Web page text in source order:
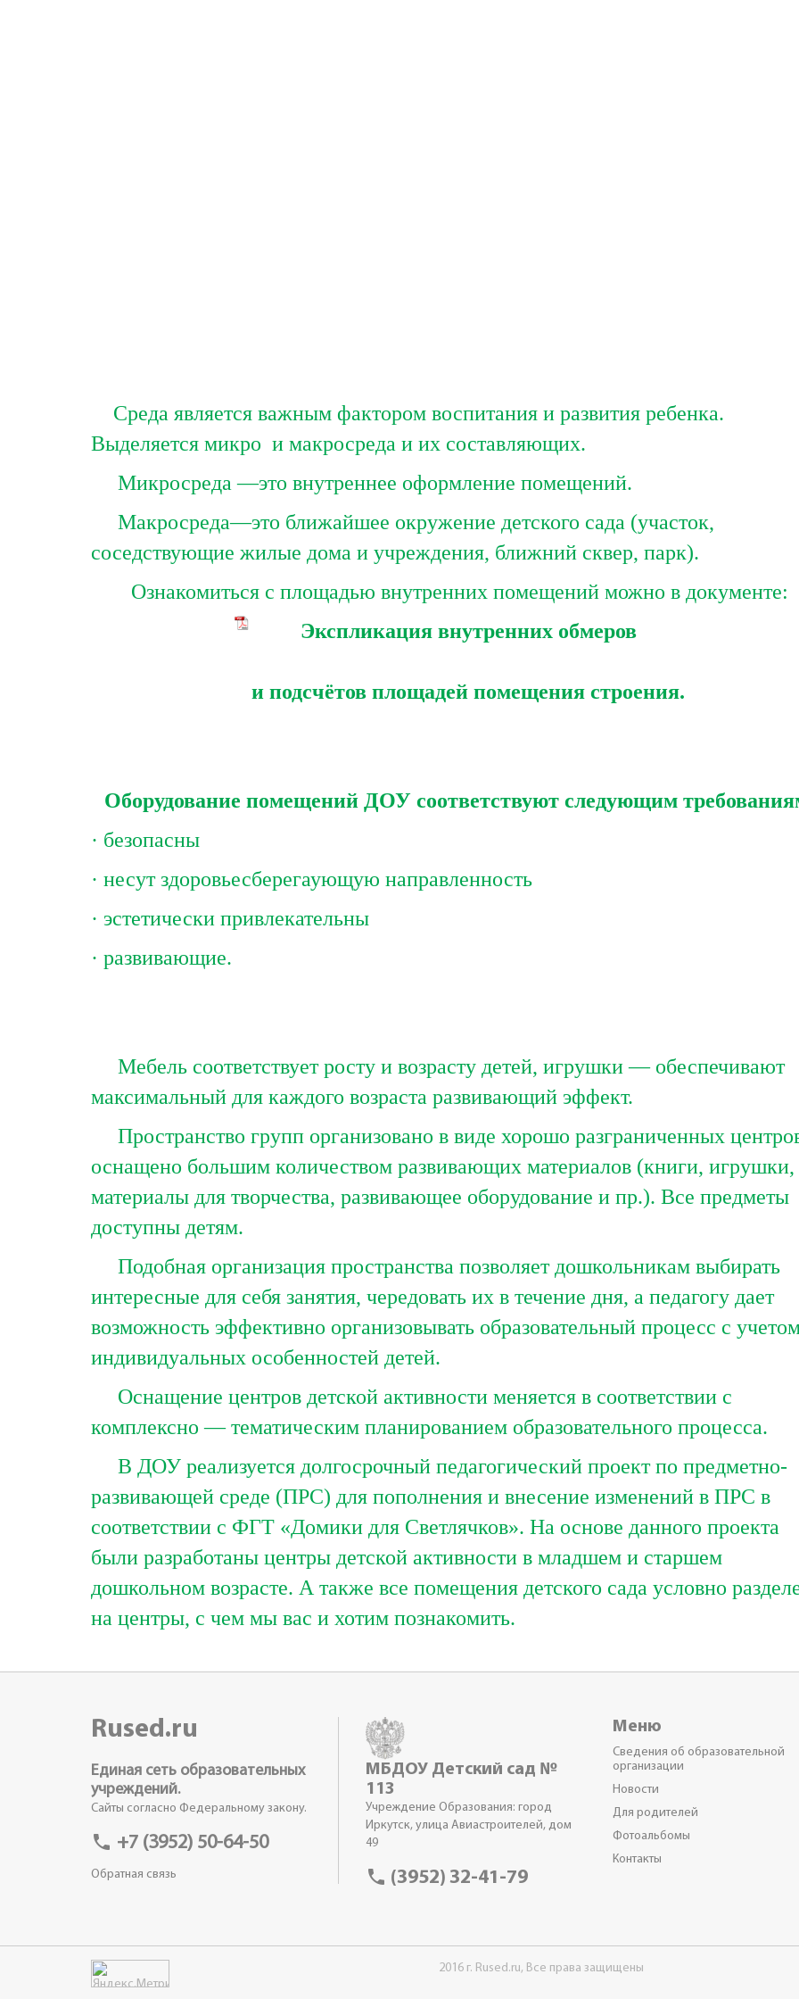
Среда является важным фактором воспитания и развития ребенка.
Выделяется микро и макросреда и их составляющих.
Микросреда —это внутреннее оформление помещений.
Макросреда—это ближайшее окружение детского сада (участок,
соседствующие жилые дома и учреждения, ближний сквер, парк).
Ознакомиться с площадью внутренних помещений можно в документе:
Экспликация внутренних обмеров
и подсчётов площадей помещения строения.
Оборудование помещений ДОУ соответствуют следующим
· безопасны
· несут здоровьесберегаующую направленность
· эстетически привлекательны
· развивающие.
Мебель соответствует росту и возрасту детей, игрушки — обеспечивают
максимальный для каждого возраста развивающий эффект.
Пространство групп организовано в виде хорошо разграниченных
оснащено большим количеством развивающих материалов (книги, игрушки,
материалы для творчества, развивающее оборудование и пр.). Все предметы
доступны детям.
Подобная организация пространства позволяет дошкольникам выбирать
интересные для себя занятия, чередовать их в течение дня, а педагогу дает
возможность эффективно организовывать образовательный процесс с
индивидуальных особенностей детей.
Оснащение центров детской активности меняется в соответствии с
комплексно — тематическим планированием образовательного процесса.
В ДОУ реализуется долгосрочный педагогический проект по предметно-
развивающей среде (ПРС) для пополнения и внесение изменений в ПРС в
соответствии с ФГТ «Домики для Светлячков». На основе данного проекта
были разработаны центры детской активности в младшем и старшем
дошкольном возрасте. А также все помещения детского сада условно
на центры, с чем мы вас и хотим познакомить.
Rused.ru
Единая сеть образовательных
учреждений.
Сайты согласно Федеральному закону.
phone +7 (3952) 50-64-50
Обратная связь
МБДОУ Детский сад №
113
Учреждение Образования: город
Иркутск, улица Авиастроителей, дом
49
phone (3952) 32-41-79
Меню
Сведения об образовательной
организации
Новости
Для родителей
Фотоальбомы
Контакты
2016 г. Rused.ru, Все права защищены